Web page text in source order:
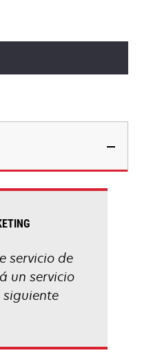
servicio de
un servicio